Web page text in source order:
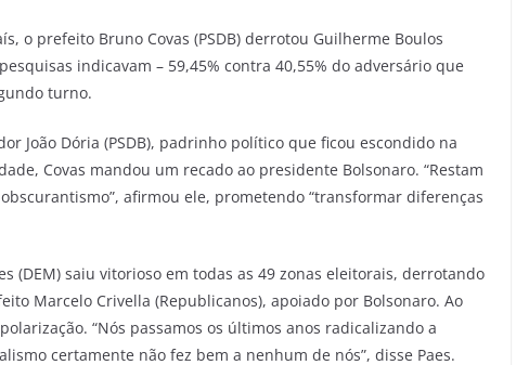
o prefeito Bruno Covas (PSDB) derrotou Guilherme Boulos
indicavam – 59,45% contra 40,55% do adversário que
turno.
João Dória (PSDB), padrinho político que ficou escondido na
Covas mandou um recado ao presidente Bolsonaro. “Restam
afirmou ele, prometendo “transformar diferenças
(DEM) saiu vitorioso em todas as 49 zonas eleitorais, derrotando
Marcelo Crivella (Republicanos), apoiado por Bolsonaro. Ao
“Nós passamos os últimos anos radicalizando a
certamente não fez bem a nenhum de nós”, disse Paes.